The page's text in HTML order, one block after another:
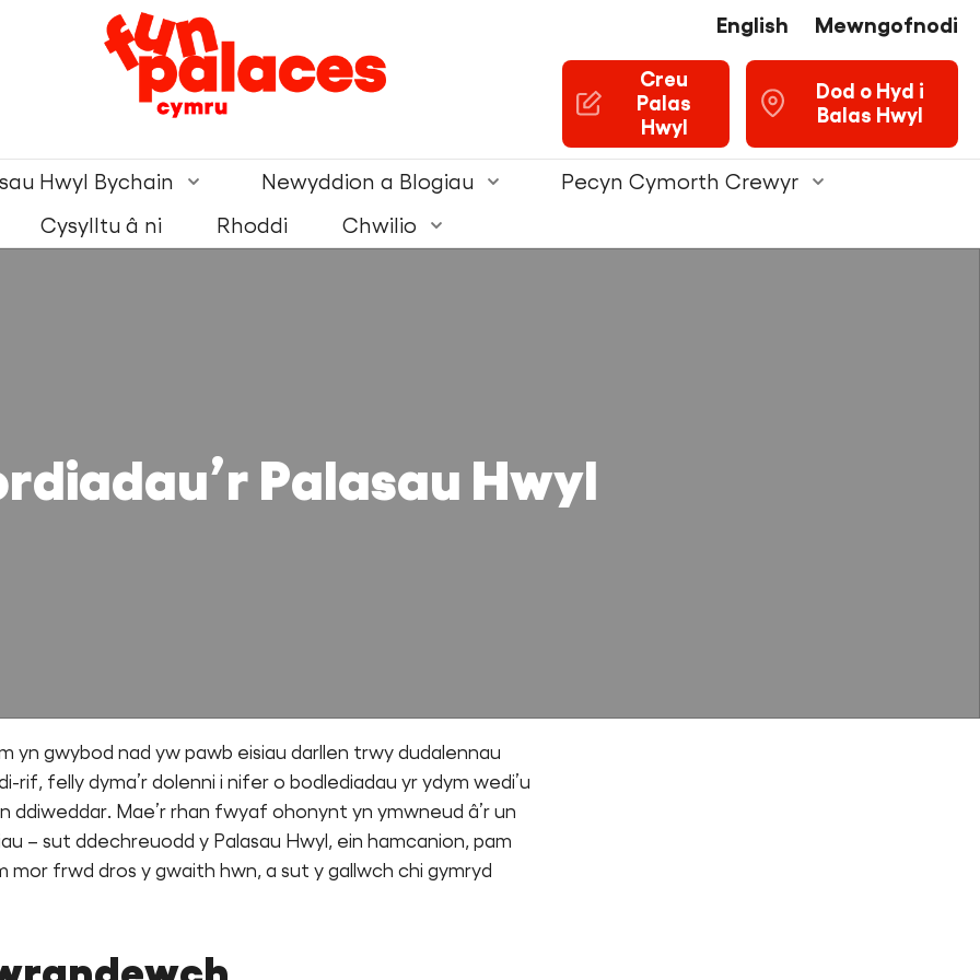
English Mewngofnodi
Creu
Palas
Hwyl
Dod o Hyd i
Balas Hwyl
Hwyl Bychain Newyddion a Blogiau
Pecyn Cymorth Crewyr
Cysylltu â ni
Rhoddi Chwilio
Palasau Hwyl
yn gwybod nad yw pawb eisiau darllen trwy dudalennau
rif, felly dyma’r dolenni i nifer o bodlediadau yr ydym wedi’u
ddiweddar. Mae’r rhan fwyaf ohonynt yn ymwneud â’r un
– sut ddechreuodd y Palasau Hwyl, ein hamcanion, pam
mor frwd dros y gwaith hwn, a sut y gallwch chi gymryd